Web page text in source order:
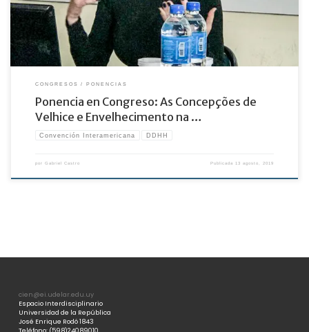
CONGRESOS PONENCIAS
Ponencia en Congreso: As Concepções de
Velhice e Envelhecimento na …
Convención Interamericana DDHH
por Gabriel Castro Publicada 13 agosto, 2019
cien@ei.udelar.edu.uy
Espacio Interdisciplinario
Universidad de la República
José Enrique Rodó 1843
Teléfono: (598)24089010